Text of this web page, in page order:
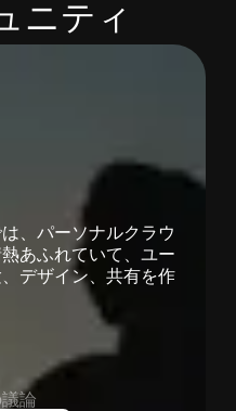
ニティ
、パーソナルクラウ
あふれていて、ユー
デザイン、共有を作
論